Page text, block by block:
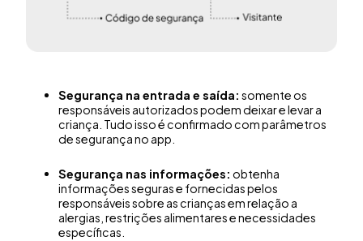
Segurança na entrada e saída: somente os
responsáveis autorizados podem deixar e levar a
criança. Tudo isso é confirmado com parâmetros
de segurança no app.
Segurança nas informações: obtenha
informações seguras e fornecidas pelos
responsáveis sobre as crianças em relação a
alergias, restrições alimentares e necessidades
específicas.